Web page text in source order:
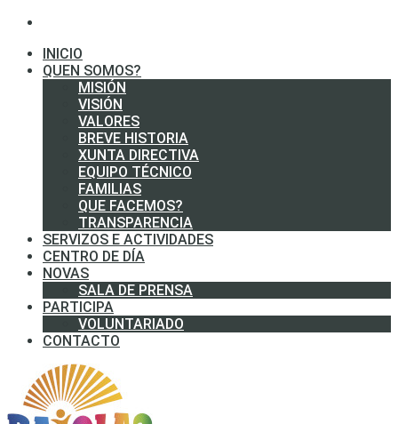
INICIO
QUEN SOMOS?
MISIÓN
VISIÓN
VALORES
BREVE HISTORIA
XUNTA DIRECTIVA
EQUIPO TÉCNICO
FAMILIAS
QUE FACEMOS?
TRANSPARENCIA
SERVIZOS E ACTIVIDADES
CENTRO DE DÍA
NOVAS
SALA DE PRENSA
PARTICIPA
VOLUNTARIADO
CONTACTO